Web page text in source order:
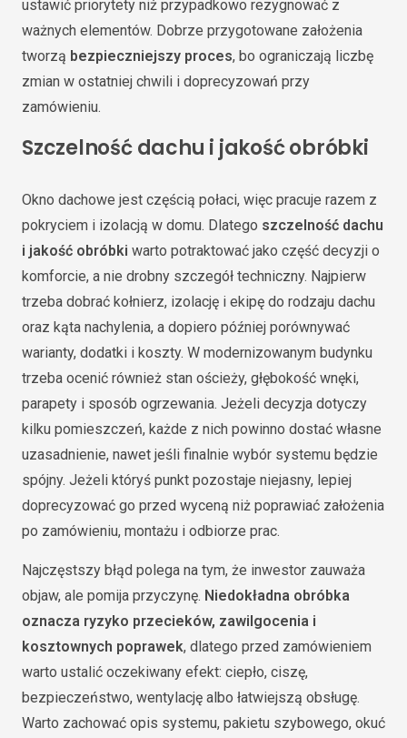
ustawić priorytety niż przypadkowo rezygnować z
ważnych elementów. Dobrze przygotowane założenia
tworzą bezpieczniejszy proces, bo ograniczają liczbę
zmian w ostatniej chwili i doprecyzowań przy
zamówieniu.
Szczelność dachu i jakość obróbki
Okno dachowe jest częścią połaci, więc pracuje razem z
pokryciem i izolacją w domu. Dlatego szczelność dachu
i jakość obróbki warto potraktować jako część decyzji o
komforcie, a nie drobny szczegół techniczny. Najpierw
trzeba dobrać kołnierz, izolację i ekipę do rodzaju dachu
oraz kąta nachylenia, a dopiero później porównywać
warianty, dodatki i koszty. W modernizowanym budynku
trzeba ocenić również stan ościeży, głębokość wnęki,
parapety i sposób ogrzewania. Jeżeli decyzja dotyczy
kilku pomieszczeń, każde z nich powinno dostać własne
uzasadnienie, nawet jeśli finalnie wybór systemu będzie
spójny. Jeżeli któryś punkt pozostaje niejasny, lepiej
doprecyzować go przed wyceną niż poprawiać założenia
po zamówieniu, montażu i odbiorze prac.
Najczęstszy błąd polega na tym, że inwestor zauważa
objaw, ale pomija przyczynę. Niedokładna obróbka
oznacza ryzyko przecieków, zawilgocenia i
kosztownych poprawek, dlatego przed zamówieniem
warto ustalić oczekiwany efekt: ciepło, ciszę,
bezpieczeństwo, wentylację albo łatwiejszą obsługę.
Warto zachować opis systemu, pakietu szybowego, okuć